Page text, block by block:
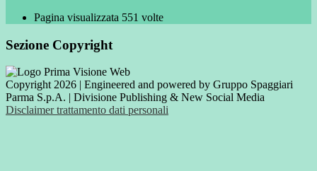
Pagina visualizzata 551 volte
Sezione Copyright
Copyright 2026 | Engineered and powered by Gruppo Spaggiari
Parma S.p.A. | Divisione Publishing & New Social Media
Disclaimer trattamento dati personali